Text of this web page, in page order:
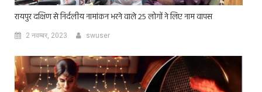
रायपुर दक्षिण से निर्दलीय नामांकन भरने वाले 25 लोगों ने लिए नाम वापस
2 नवम्बर, 2023 swuser